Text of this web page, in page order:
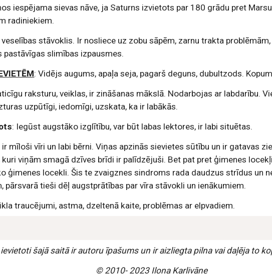
iespējama sievas nāve, ja Saturns izvietots par 180 grādu pret
radiniekiem.
veselības stāvoklis. Ir nosliece uz zobu sāpēm, zarnu trakta
pastāvīgas slimības izpausmes.
: Vidējs augums, apaļa seja, pagarš deguns, dubultzods.
raksturu, veiklas, ir zināšanas mākslā. Nodarbojas ar labdarību.
uzpūtīgi, iedomīgi, uzskata, ka ir labākās.
: Iegūst augstāko izglītību, var būt labas lektores, ir labi situētas.
ir mīloši vīri un labi bērni. Viņas apzinās sievietes sūtību un ir gatavas
viņām smagā dzīves brīdi ir palīdzējuši. Bet pat pret ģimenes
ģimenes locekli. Šis te zvaigznes sindroms rada daudzus strīdus un
pārsvarā tieši dēļ augstprātības par vīra stāvokli un ienākumiem.
traucējumi, astma, dzeltenā kaite, problēmas ar elpvadiem.
šajā saitā ir autoru īpašums un ir aizliegta pilna vai daļēja to
© 2010- 2023 Ilona Karlivāne